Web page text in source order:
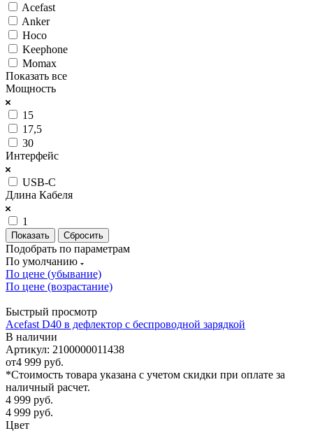
Acefast
Anker
Hoco
Keephone
Momax
Показать все
Мощность
15
17,5
30
Интерфейс
USB-C
Длина Кабеля
1
Сбросить
Подобрать по параметрам
По умолчанию
По цене (убывание)
По цене (возрастание)
Быстрый просмотр
Acefast D40 в дефлектор с беспроводной зарядкой
В наличии
Артикул: 2100000011438
от4 999 руб.
*Стоимость товара указана с учетом скидки при оплате за
наличный расчет.
4 999 руб.
4 999 руб.
Цвет